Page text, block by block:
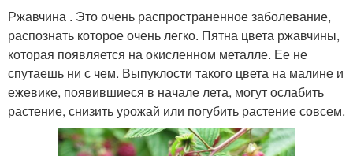
Ржавчина . Это очень распространенное заболевание,
распознать которое очень легко. Пятна цвета ржавчины,
которая появляется на окисленном металле. Ее не
спутаешь ни с чем. Выпуклости такого цвета на малине и
ежевике, появившиеся в начале лета, могут ослабить
растение, снизить урожай или погубить растение совсем.